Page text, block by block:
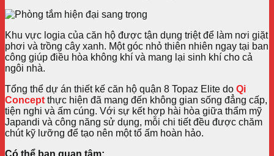
Khu vực logia của căn hộ được tận dụng triệt để làm nơi giặt
phơi và trồng cây xanh. Một góc nhỏ thiên nhiên ngay tại ban
công giúp điều hòa không khí và mang lại sinh khí cho cả
ngôi nhà.
Tổng thể dự án thiết kế căn hộ quận 8 Topaz Elite do Qi
Concept thực hiện đã mang đến không gian sống đẳng cấp,
tiện nghi và ấm cúng. Với sự kết hợp hài hòa giữa thẩm mỹ
Japandi và công năng sử dụng, mỗi chi tiết đều được chăm
chút kỹ lưỡng để tạo nên một tổ ấm hoàn hảo.
Có thể bạn quan tâm: